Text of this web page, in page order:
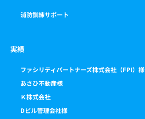
消防訓練サポート
実績
ファシリティパートナーズ株式会社（FPI）様
あさひ不動産様
Ｋ株式会社
Dビル管理会社様